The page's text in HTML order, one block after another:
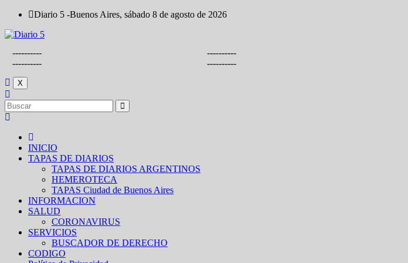
Saltar
contenido
Diario 5 -Buenos Aires, sábado 8 de agosto de 2026
----------
----------
----------
----------
X
INICIO
TAPAS DE DIARIOS
TAPAS DE DIARIOS ARGENTINOS
HEMEROTECA
TAPAS Ciudad de Buenos Aires
INFORMACION
SALUD
CORONAVIRUS
SERVICIOS
BUSCADOR DE DERECHO
CODIGO